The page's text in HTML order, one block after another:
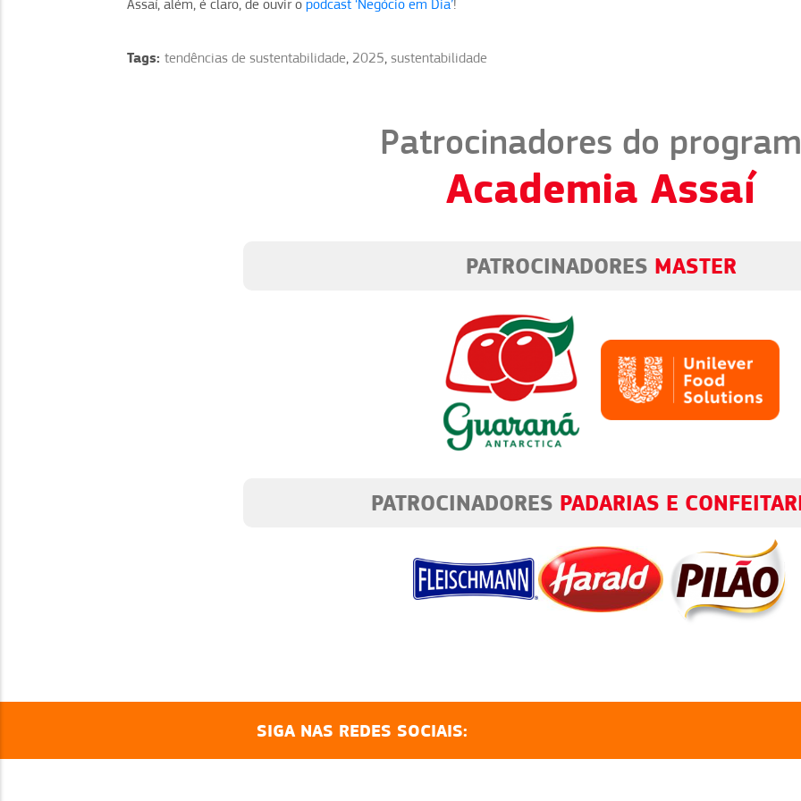
Assaí, além, é claro, de ouvir o podcast ‘Negócio em Dia’!
Tags: tendências de sustentabilidade, 2025, sustentabilidade
Patrocinadores do
Academia Assaí
PATROCINADORES MASTER
PATROCINADORES PADARIAS E
SIGA NAS REDES SOCIAIS: